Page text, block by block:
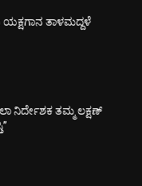
ತಾಳಮದ್ದಳೆ
ನಿರ್ದೇಶಕ ತಮ್ಮ ಲಕ್ಷಣ್